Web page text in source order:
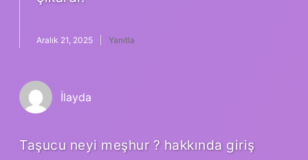
Aralık 21, 2025 Yanıtla
İlayda
Taşucu neyi meşhur ? hakkında giriş